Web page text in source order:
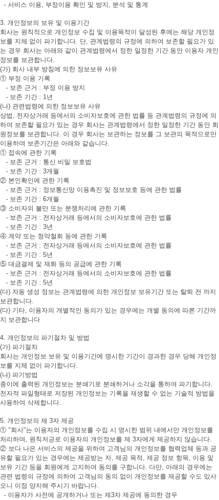
- 서비스 이용, 부정이용 확인 및 방지, 분석 및 통계
3. 개인정보의 보유 및 이용기간
회사는 원칙적으로 개인정보 수집 및 이용목적이 달성된 후에는 해당 개인정
보를 지체 없이 파기합니다. 단, 관계법령의 규정에 의하여 보존할 필요가 있
는 경우 회사는 아래와 같이 관계법령에서 정한 일정한 기간 동안 이용자 개인
정보를 보관합니다.
(가) 회사 내부 방침에 의한 정보보유 사유
① 부정 이용 기록
- 보존 근거 : 부정 이용 방지
- 보존 기간 : 1년
(나) 관련법령에 의한 정보보유 사유
상법, 전자상거래 등에서의 소비자보호에 관한 법률 등 관계법령의 규정에 의
하여 보존할 필요가 있는 경우 회사는 관계법령에서 정한 일정한 기간 동안 회
원정보를 보관합니다. 이 경우 회사는 보관하는 정보를 그 보관의 목적으로만
이용하며 보존기간은 아래와 같습니다.
① 접속에 관한 기록
- 보존 근거 : 통신 비밀 보호법
- 보존 기간 : 3개월
② 본인확인에 관한 기록
- 보존 근거 : 정보통신망 이용촉진 및 정보보호 등에 관한 법률
- 보존 기간 : 6개월
③ 소비자의 불만 또는 분쟁처리에 관한 기록
- 보존 근거 : 전자상거래 등에서의 소비자보호에 관한 법률
- 보존 기간 : 3년
④ 계약 또는 청약철회 등에 관한 기록
- 보존 근거 : 전자상거래 등에서의 소비자보호에 관한 법률
- 보존 기간 : 5년
⑤ 대금결제 및 재화 등의 공급에 관한 기록
- 보존 근거 : 전자상거래 등에서의 소비자보호에 관한 법률
- 보존 기간 : 5년
(다) 자동 생성 정보는 관계법령에 의한 개인정보 보유기간 또는 탈퇴 전 까지
보관합니다.
(다) 기타, 이용자의 개별적인 동의가 있는 경우에는 개별 동의에 따른 기간까
지 보관합니다
4. 개인정보의 파기절차 및 방법
(가) 파기절차
회사는 개인정보 보유 및 이용기간에 명시한 기간이 경과한 경우 당해 개인정
보를 지체 없이 파기합니다.
(나) 파기방법
종이에 출력된 개인정보는 분쇄기로 분쇄하거나 소각을 통하여 파기합니다.
전자적 파일형태로 저장된 개인정보는 기록을 재생할 수 없는 기술적 방법을
사용하여 삭제합니다.
5. 개인정보의 제 3자 제공
① "회사"는 이용자의 개인정보를 수집 시 명시한 범위 내에서만 개인정보를
처리하며, 원칙저긍로 이용자의 개인정보를 제 3자에게 제공하지 않습니다.
② 보다 나은 서비스의 제공을 위하여 고객님의 개인정보를 협력업체 등과 공
유할 필요가 있는 경우에는 제공받는 자, 제공 목적, 제공 정보 항목, 이용 및
보유 기간 등을 회원에게 고지하여 동의를 구합니다. 다만, 아래의 경우에는
관련 법령의 규정에 의하여 고객님의 동의 없이 개인정보를 제공할 수도 있사
오니 이점 양지해 주시기 바랍니다.
- 이용자가 사전에 공개하거나 또는 제3자 제공에 동의한 경우